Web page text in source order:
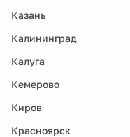
Казань
Калининград
Калуга
Кемерово
Киров
Красноярск